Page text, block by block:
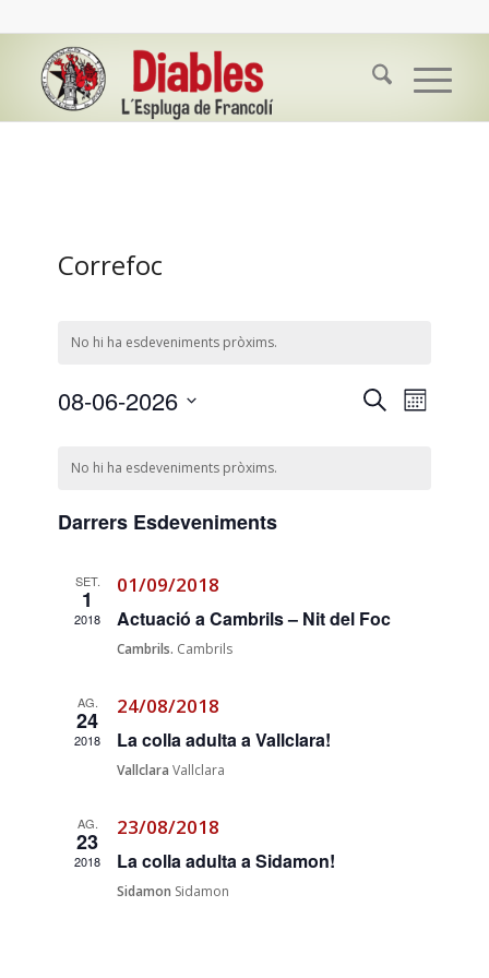
Correfoc
No hi ha esdeveniments pròxims.
Navegació
Cerca Navegació
de
Mes
08-06-2026
data.
Calendari
de
Esdeveniments
No hi ha esdeveniments pròxims.
Darrers Esdeveniments
SET.
1
2018
01/09/2018
Actuació a Cambrils – Nit del Foc
Cambrils. Cambrils
AG.
24
2018
24/08/2018
La colla adulta a Vallclara!
VallclaraVallclara
AG.
23
2018
23/08/2018
La colla adulta a Sidamon!
Sidamon Sidamon